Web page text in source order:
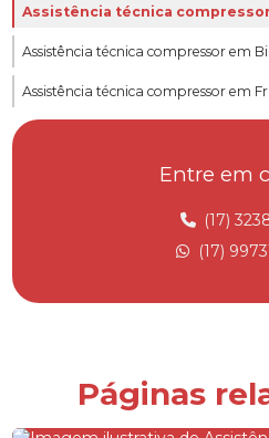
Assistência técnica
Assistência técnica compressor em
Assistência técnica compressor em
Assistência técnica compressor em Jau
Assistência técnica compressor
Assistência técnica compressor
Assistência técnica compressor em
Compressor de ar comprimido
Entre em
(17)
(17)
Páginas